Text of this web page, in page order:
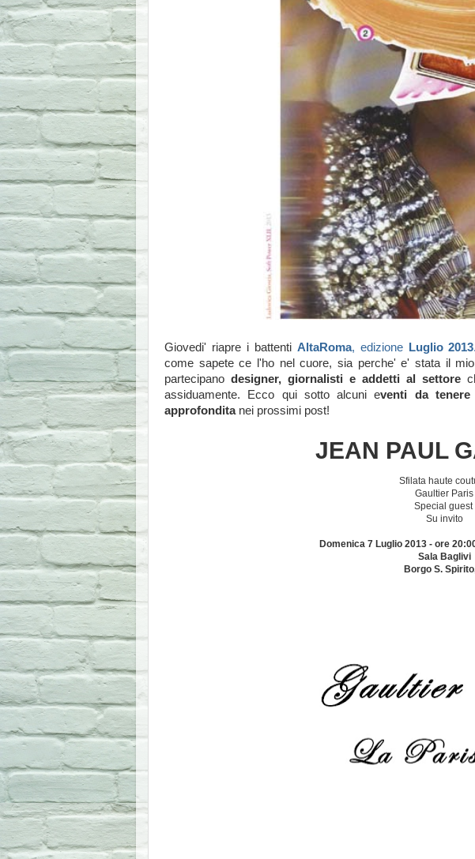
Giovedi' riapre i battenti AltaRoma, edizione Luglio 2013.
come sapete ce l'ho nel cuore, sia perche' e' stata il
partecipano designer, giornalisti e addetti al settore
assiduamente. Ecco qui sotto alcuni eventi da tenere
approfonditanei prossimi post!
JEAN PAUL
Sfilata haute
Gaultier Paris
Special guest
Su invito
Domenica 7 Luglio 2013 - ore
Sala Baglivi
Borgo S.